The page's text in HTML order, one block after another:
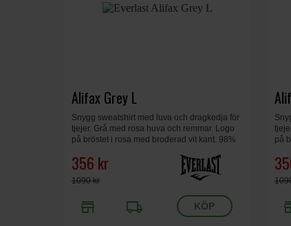
Alifax Grey L
Snygg sweatshirt med luva och dragkedja för
tjejer. Grå med rosa huva och remmar. Logo
på bröstet i rosa med broderad vit kant. 98%
356 kr
1090 kr
store local_shipping
på